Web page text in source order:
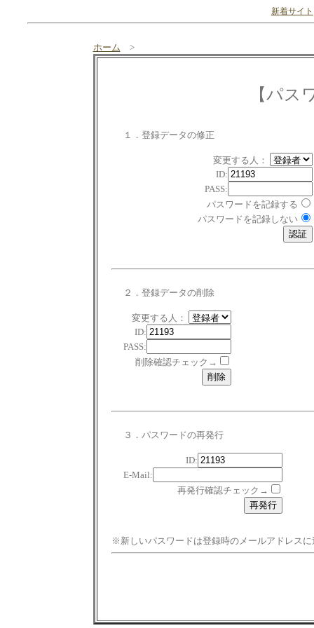
新着サイト
ホーム >
【パス
１．登録データの修正
変更する人：
ID:
PASS:
パスワードを記録する
パスワードを記録しない
２．登録データの削除
変更する人：
ID:
PASS:
削除確認チェック→
３．パスワードの再発行
ID:
E-Mail:
再発行確認チェック→
※新しいパスワードは登録時のメールアドレスに